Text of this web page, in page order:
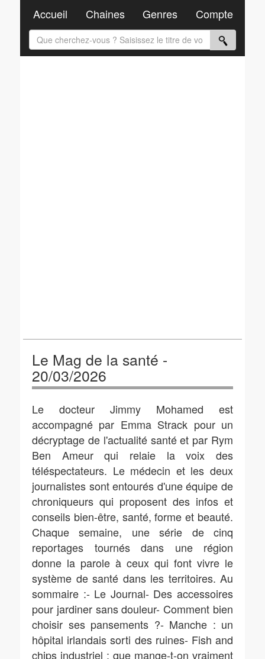
Le Mag de la santé -
20/03/2026
Le docteur Jimmy Mohamed est
accompagné par Emma Strack pour un
décryptage de l'actualité santé et par Rym
Ben Ameur qui relaie la voix des
téléspectateurs. Le médecin et les deux
journalistes sont entourés d'une équipe de
chroniqueurs qui proposent des infos et
conseils bien-être, santé, forme et beauté.
Chaque semaine, une série de cinq
reportages tournés dans une région
donne la parole à ceux qui font vivre le
système de santé dans les territoires. Au
sommaire :- Le Journal- Des accessoires
pour jardiner sans douleur- Comment bien
choisir ses pansements ?- Manche : un
hôpital irlandais sorti des ruines- Fish and
chips industriel : que mange-t-on vraiment
Accueil Chaines Genres Compte